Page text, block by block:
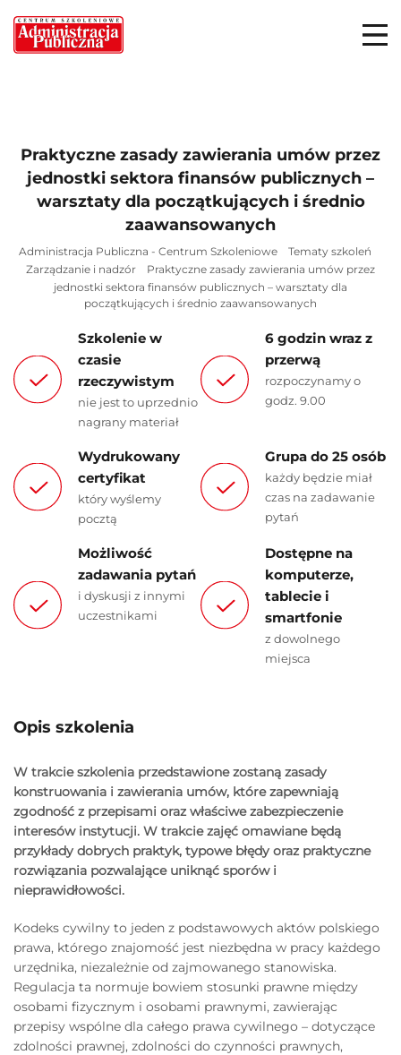
Praktyczne zasady zawierania umów przez
jednostki sektora finansów publicznych –
warsztaty dla początkujących i średnio
zaawansowanych
Administracja Publiczna - Centrum Szkoleniowe
Tematy szkoleń
Zarządzanie i nadzór
Praktyczne zasady zawierania umów przez
jednostki sektora finansów publicznych – warsztaty dla
początkujących i średnio zaawansowanych
Szkolenie w
czasie
rzeczywistym
nie jest to uprzednio
nagrany materiał
6 godzin wraz z
przerwą
rozpoczynamy o
godz. 9.00
Wydrukowany
certyfikat
który wyślemy
pocztą
Grupa do 25 osób
każdy będzie miał
czas na zadawanie
pytań
Możliwość
zadawania pytań
i dyskusji z innymi
uczestnikami
Dostępne na
komputerze,
tablecie i
smartfonie
z dowolnego
miejsca
Opis szkolenia
W trakcie szkolenia przedstawione zostaną zasady
konstruowania i zawierania umów, które zapewniają
zgodność z przepisami oraz właściwe zabezpieczenie
interesów instytucji. W trakcie zajęć omawiane będą
przykłady dobrych praktyk, typowe błędy oraz praktyczne
rozwiązania pozwalające uniknąć sporów i
nieprawidłowości.
Kodeks cywilny to jeden z podstawowych aktów polskiego
prawa, którego znajomość jest niezbędna w pracy każdego
urzędnika, niezależnie od zajmowanego stanowiska.
Regulacja ta normuje bowiem stosunki prawne między
osobami fizycznym i osobami prawnymi, zawierając
przepisy wspólne dla całego prawa cywilnego – dotyczące
zdolności prawnej, zdolności do czynności prawnych,